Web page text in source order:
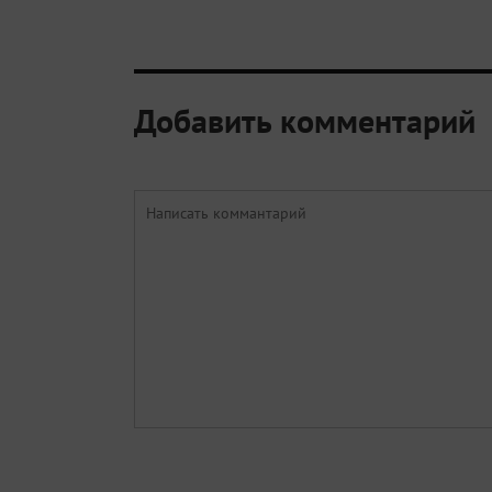
Добавить комментарий